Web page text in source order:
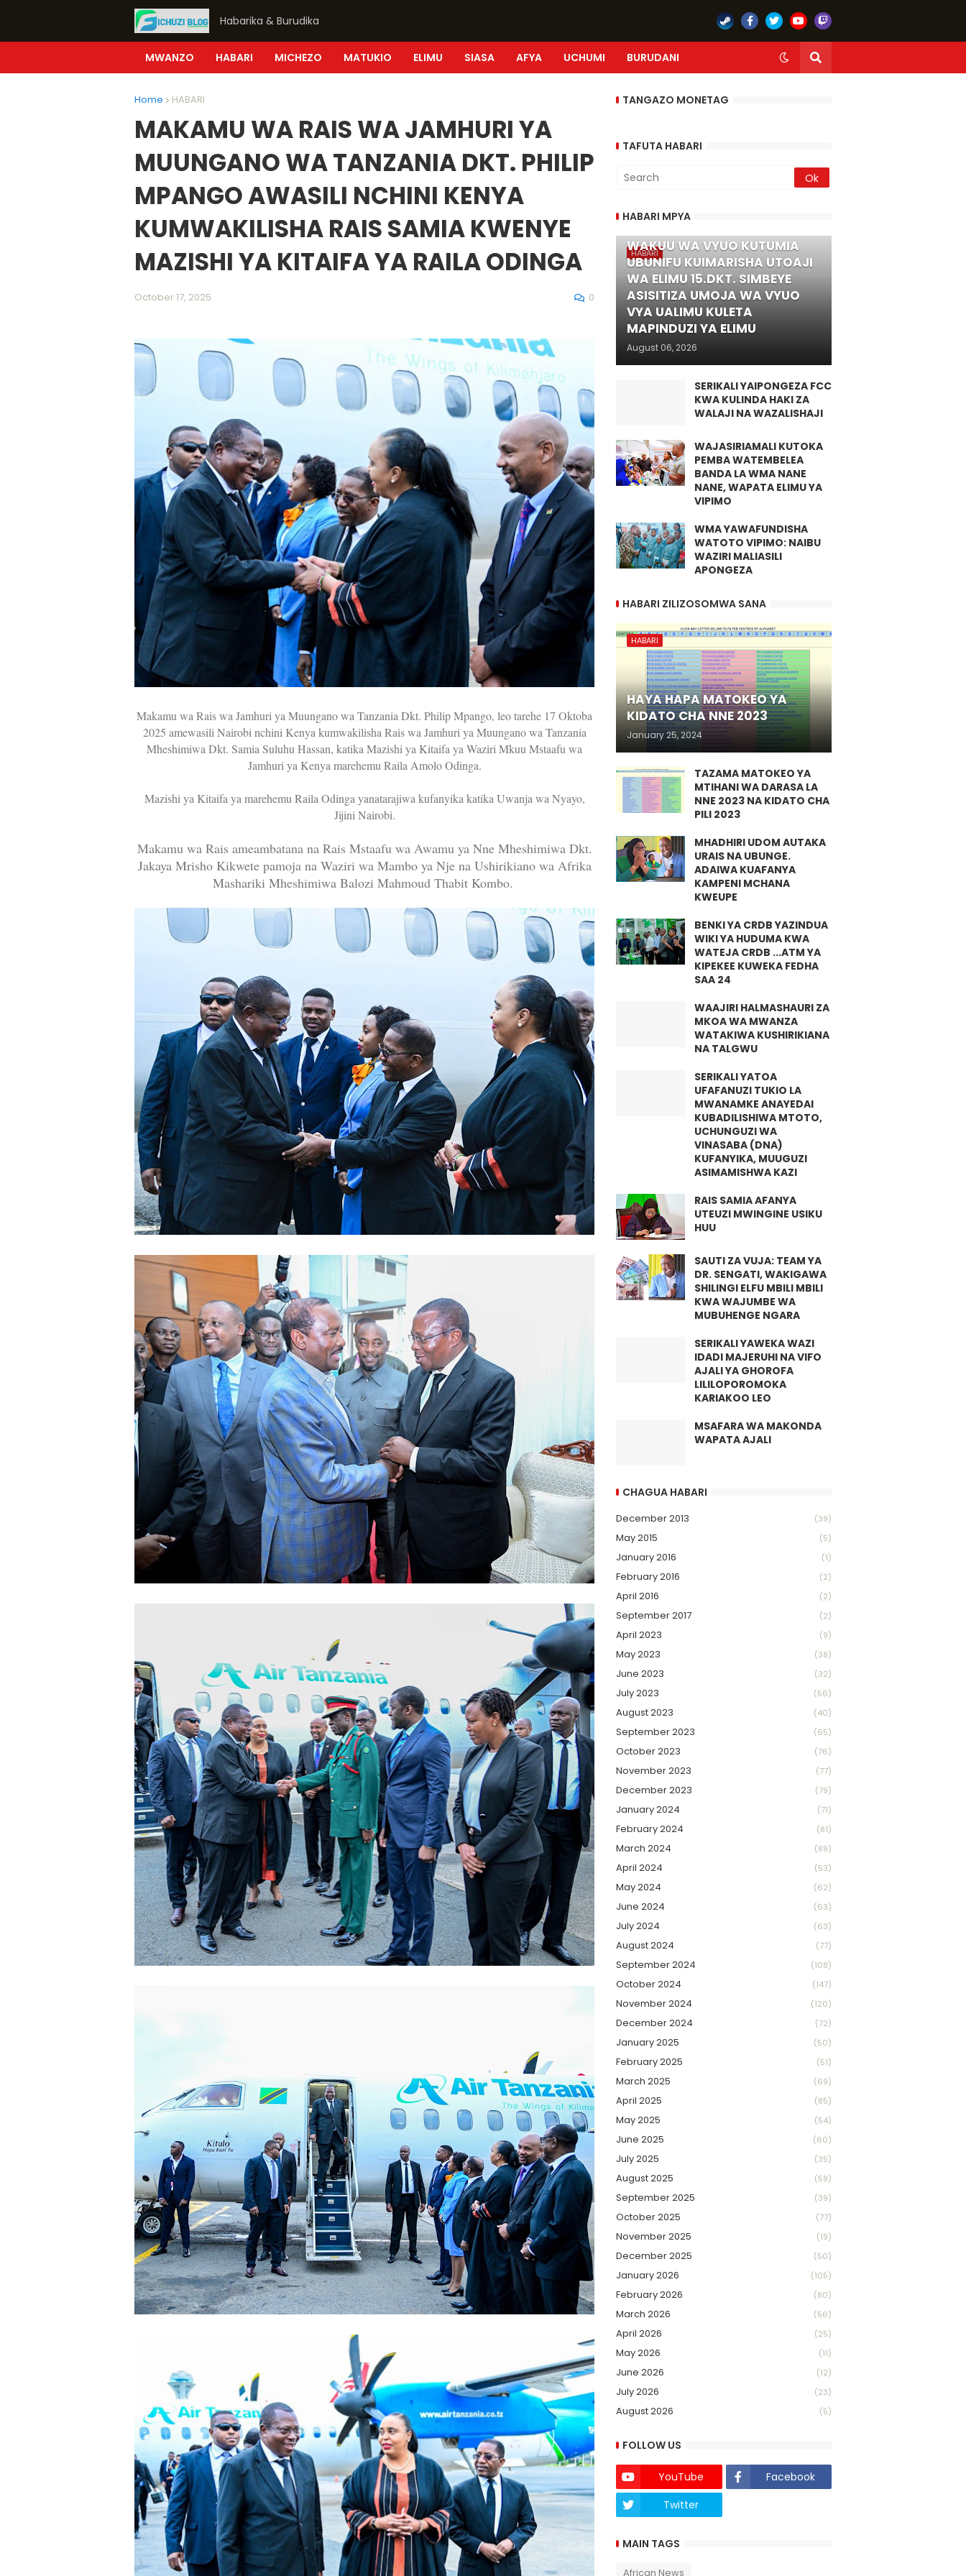
Habarika & Burudika
MWANZO HABARI MICHEZO MATUKIO ELIMU SIASA AFYA UCHUMI BURUDANI
Home HABARI
MAKAMU WA RAIS WA JAMHURI YA
MUUNGANO WA TANZANIA DKT. PHILIP
MPANGO AWASILI NCHINI KENYA
KUMWAKILISHA RAIS SAMIA KWENYE
MAZISHI YA KITAIFA YA RAILA ODINGA
October 17, 2025 0
Makamu wa Rais wa Jamhuri ya Muungano wa Tanzania Dkt. Philip Mpango, leo tarehe 17 Oktoba
2025 amewasili Nairobi nchini Kenya kumwakilisha Rais wa Jamhuri ya Muungano wa Tanzania
Mheshimiwa Dkt. Samia Suluhu Hassan, katika Mazishi ya Kitaifa ya Waziri Mkuu Mstaafu wa
Jamhuri ya Kenya marehemu Raila Amolo Odinga.
Mazishi ya Kitaifa ya marehemu Raila Odinga yanatarajiwa kufanyika katika Uwanja wa Nyayo,
Jijini Nairobi.
Makamu wa Rais ameambatana na Rais Mstaafu wa Awamu ya Nne Mheshimiwa Dkt.
Jakaya Mrisho Kikwete pamoja na Waziri wa Mambo ya Nje na Ushirikiano wa Afrika
Mashariki Mheshimiwa Balozi Mahmoud Thabit Kombo.
TANGAZO MONETAG
TAFUTA HABARI
HABARI MPYA
HABARI
WAKUU WA VYUO KUTUMIA
UBUNIFU KUIMARISHA UTOAJI
WA ELIMU 15.DKT. SIMBEYE
ASISITIZA UMOJA WA VYUO
VYA UALIMU KULETA
MAPINDUZI YA ELIMU
August 06, 2026
SERIKALI YAIPONGEZA FCC
KWA KULINDA HAKI ZA
WALAJI NA WAZALISHAJI
WAJASIRIAMALI KUTOKA
PEMBA WATEMBELEA
BANDA LA WMA NANE
NANE, WAPATA ELIMU YA
VIPIMO
WMA YAWAFUNDISHA
WATOTO VIPIMO: NAIBU
WAZIRI MALIASILI
APONGEZA
HABARI ZILIZOSOMWA SANA
HABARI
HAYA HAPA MATOKEO YA
KIDATO CHA NNE 2023
January 25, 2024
TAZAMA MATOKEO YA
MTIHANI WA DARASA LA
NNE 2023 NA KIDATO CHA
PILI 2023
MHADHIRI UDOM AUTAKA
URAIS NA UBUNGE.
ADAIWA KUAFANYA
KAMPENI MCHANA
KWEUPE
BENKI YA CRDB YAZINDUA
WIKI YA HUDUMA KWA
WATEJA CRDB ...ATM YA
KIPEKEE KUWEKA FEDHA
SAA 24
WAAJIRI HALMASHAURI ZA
MKOA WA MWANZA
WATAKIWA KUSHIRIKIANA
NA TALGWU
SERIKALI YATOA
UFAFANUZI TUKIO LA
MWANAMKE ANAYEDAI
KUBADILISHIWA MTOTO,
UCHUNGUZI WA
VINASABA (DNA)
KUFANYIKA, MUUGUZI
ASIMAMISHWA KAZI
RAIS SAMIA AFANYA
UTEUZI MWINGINE USIKU
HUU
SAUTI ZA VUJA: TEAM YA
DR. SENGATI, WAKIGAWA
SHILINGI ELFU MBILI MBILI
KWA WAJUMBE WA
MUBUHENGE NGARA
SERIKALI YAWEKA WAZI
IDADI MAJERUHI NA VIFO
AJALI YA GHOROFA
LILILOPOROMOKA
KARIAKOO LEO
MSAFARA WA MAKONDA
WAPATA AJALI
CHAGUA HABARI
December 2013 (39)
May 2015 (5)
January 2016 (1)
February 2016 (2)
April 2016 (2)
September 2017 (2)
April 2023 (9)
May 2023 (38)
June 2023 (32)
July 2023 (56)
August 2023 (40)
September 2023 (65)
October 2023 (76)
November 2023 (77)
December 2023 (79)
January 2024 (71)
February 2024 (81)
March 2024 (89)
April 2024 (53)
May 2024 (62)
June 2024 (63)
July 2024 (63)
August 2024 (77)
September 2024 (108)
October 2024 (147)
November 2024 (120)
December 2024 (72)
January 2025 (50)
February 2025 (51)
March 2025 (69)
April 2025 (85)
May 2025 (54)
June 2025 (60)
July 2025 (35)
August 2025 (59)
September 2025 (39)
October 2025 (77)
November 2025 (19)
December 2025 (50)
January 2026 (105)
February 2026 (80)
March 2026 (56)
April 2026 (25)
May 2026 (11)
June 2026 (12)
July 2026 (23)
August 2026 (5)
FOLLOW US
YouTube
Facebook
Twitter
MAIN TAGS
African News